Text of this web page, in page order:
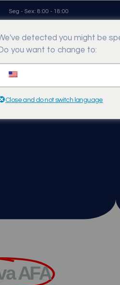
Seg - Sex: 8:00 - 18:00
AFA
detected you might be
you want to change to:
Close and do not switch language